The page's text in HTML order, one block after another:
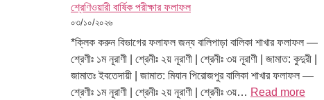
শ্রেণিওয়ারী বার্ষিক পরীক্ষার ফলাফল
০৩/১০/২০২৬
*ক্লিক করুন বিভাগের ফলাফল জন্য বালিপাড়া বালিকা শাখার ফলাফল —
শ্রেণীঃ ১ম নূরাণী | শ্রেনীঃ ২য় নূরাণী | শ্রেনীঃ ৩য় নূরাণী | জামাত: কুদুরী |
জামাতঃ ইবতেদায়ী | জামাত: মিযান পিরোজপুর বালিকা শাখার ফলাফল —
শ্রেণীঃ ১ম নূরাণী | শ্রেনীঃ ২য় নূরাণী | শ্রেনীঃ ৩য়… Read more